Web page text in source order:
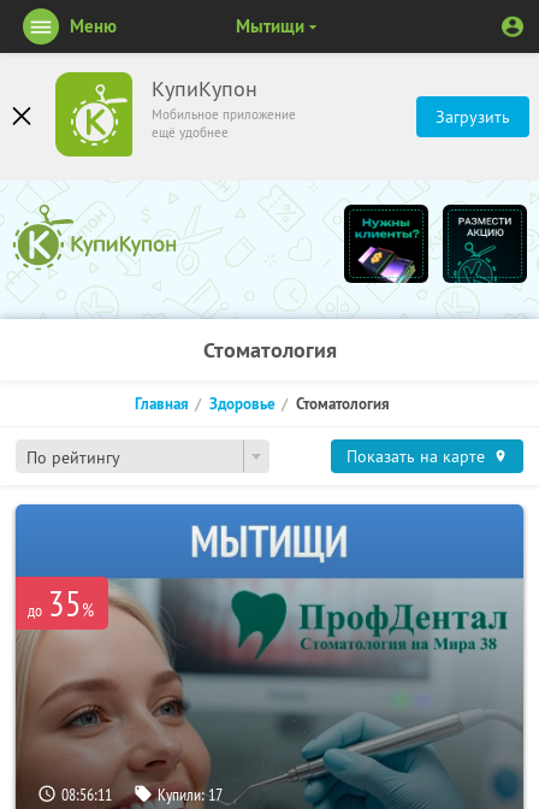
КупиКупон
Мобильное приложение
ещё удобнее
Загрузить
Меню Мытищи
Стоматология
По рейтингу
Главная Здоровье Стоматология
Показать на карте
до 35%
08:56:11 Купили:17